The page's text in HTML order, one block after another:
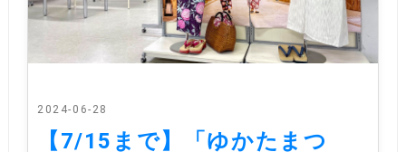
2024-06-28
【7/15まで】「ゆかたまつ